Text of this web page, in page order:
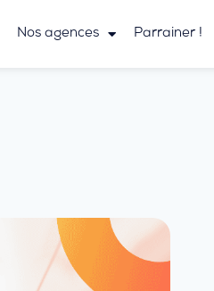
Nos agences Parrainer !